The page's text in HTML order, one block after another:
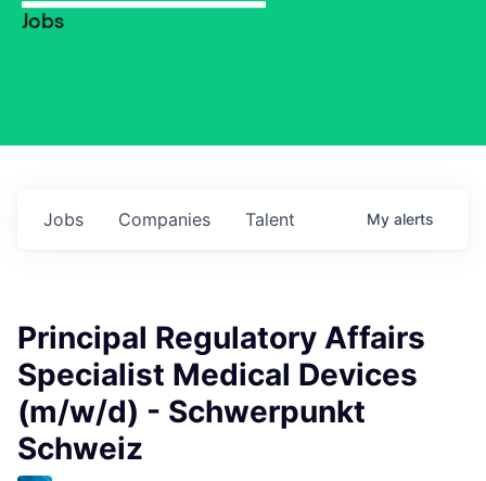
Jobs
Jobs Companies Talent My alerts
Principal Regulatory Affairs
Specialist Medical Devices
(m/w/d) - Schwerpunkt
Schweiz